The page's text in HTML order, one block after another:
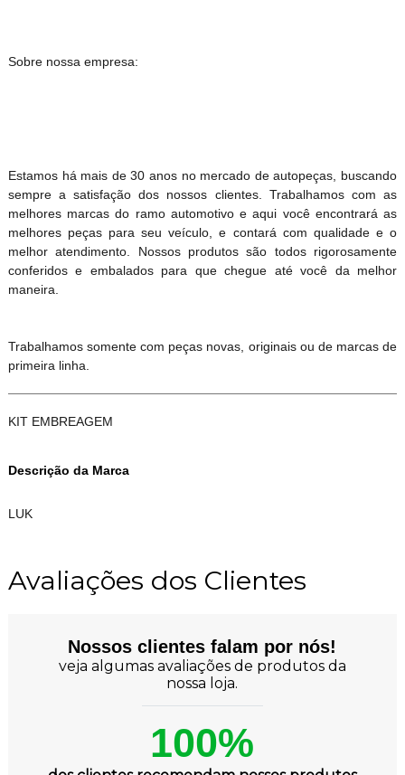
Sobre nossa empresa:
Estamos há mais de 30 anos no mercado de autopeças, buscando
sempre a satisfação dos nossos clientes. Trabalhamos com as
melhores marcas do ramo automotivo e aqui você encontrará as
melhores peças para seu veículo, e contará com qualidade e o
melhor atendimento. Nossos produtos são todos rigorosamente
conferidos e embalados para que chegue até você da melhor
maneira.
Trabalhamos somente com peças novas, originais ou de marcas de
primeira linha.
KIT EMBREAGEM
Descrição da Marca
LUK
Avaliações dos Clientes
Nossos clientes falam por nós!
veja algumas avaliações de produtos da
nossa loja.
100%